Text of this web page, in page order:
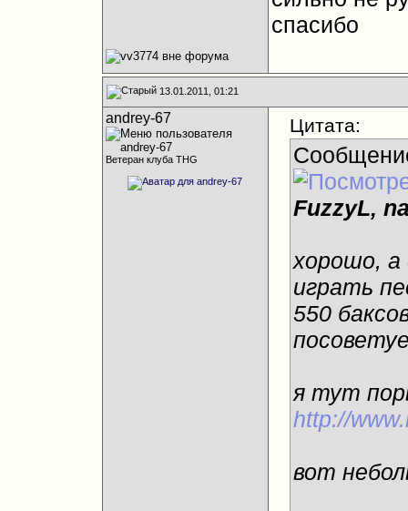
спасибо
13.01.2011, 01:21
andrey-67
Ветеран клуба THG
Цитата:
FuzzyL,
хорошо, а
играть
550
я тут
http://
вот